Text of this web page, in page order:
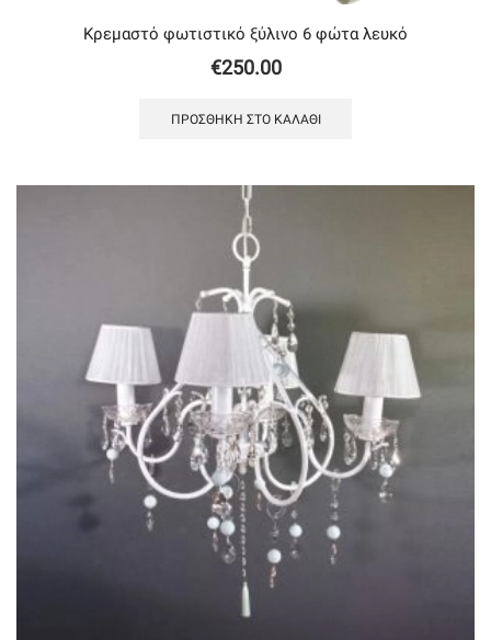
Κρεμαστό φωτιστικό ξύλινο 6 φώτα λευκό
€250.00
ΠΡΟΣΘΉΚΗ ΣΤΟ ΚΑΛΆΘΙ